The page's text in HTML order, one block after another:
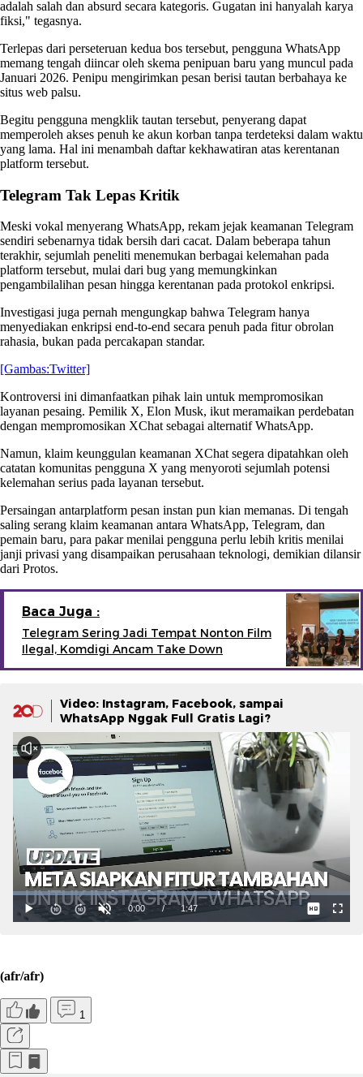
adalah salah dan absurd secara kategoris. Gugatan ini hanyalah karya
fiksi," tegasnya.
Terlepas dari perseteruan kedua bos tersebut, pengguna WhatsApp
memang tengah diincar oleh skema penipuan baru yang muncul pada
Januari 2026. Penipu mengirimkan pesan berisi tautan berbahaya ke
situs web palsu.
Begitu pengguna mengklik tautan tersebut, penyerang dapat
memperoleh akses penuh ke akun korban tanpa terdeteksi dalam waktu
yang lama. Hal ini menambah daftar kekhawatiran atas kerentanan
platform tersebut.
Telegram Tak Lepas Kritik
Meski vokal menyerang WhatsApp, rekam jejak keamanan Telegram
sendiri sebenarnya tidak bersih dari cacat. Dalam beberapa tahun
terakhir, sejumlah peneliti menemukan berbagai kelemahan pada
platform tersebut, mulai dari bug yang memungkinkan
pengambilalihan pesan hingga kerentanan pada protokol enkripsi.
Investigasi juga pernah mengungkap bahwa Telegram hanya
menyediakan enkripsi end-to-end secara penuh pada fitur obrolan
rahasia, bukan pada percakapan standar.
[Gambas:Twitter]
Kontroversi ini dimanfaatkan pihak lain untuk mempromosikan
layanan pesaing. Pemilik X, Elon Musk, ikut meramaikan perdebatan
dengan mempromosikan XChat sebagai alternatif WhatsApp.
Namun, klaim keunggulan keamanan XChat segera dipatahkan oleh
catatan komunitas pengguna X yang menyoroti sejumlah potensi
kelemahan serius pada layanan tersebut.
Persaingan antarplatform pesan instan pun kian memanas. Di tengah
saling serang klaim keamanan antara WhatsApp, Telegram, dan
pemain baru, para pakar menilai pengguna perlu lebih kritis menilai
janji privasi yang disampaikan perusahaan teknologi, demikian dilansir
dari Protos.
Baca Juga :
Telegram Sering Jadi Tempat Nonton Film
Ilegal, Komdigi Ancam Take Down
Video: Instagram, Facebook, sampai
WhatsApp Nggak Full Gratis Lagi?
(afr/afr)
1